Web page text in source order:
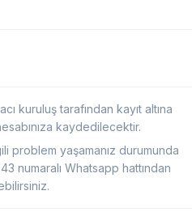
kuruluş tarafından kayıt altına
kaydedilecektir.
problem yaşamanız durumunda
numaralı Whatsapp hattından